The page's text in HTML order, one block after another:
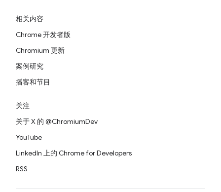
相关内容
Chrome 开发者版
Chromium 更新
案例研究
播客和节目
关注
关于 X 的 @ChromiumDev
YouTube
LinkedIn 上的 Chrome for Developers
RSS